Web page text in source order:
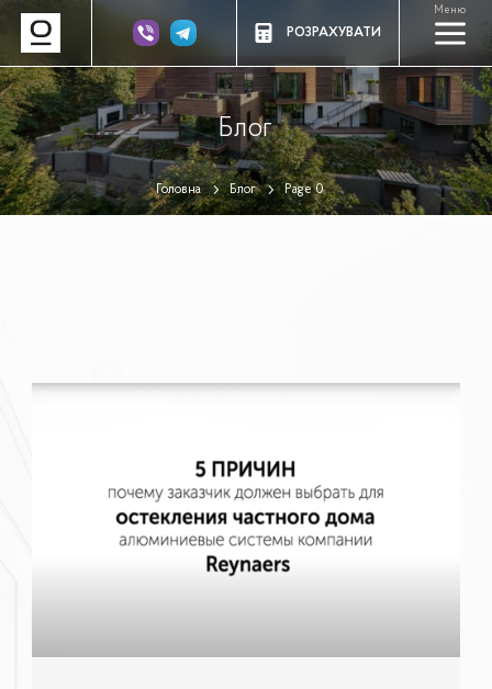
РОЗРАХУВАТИ
Меню
a
Блог
Головна Блог Page 0